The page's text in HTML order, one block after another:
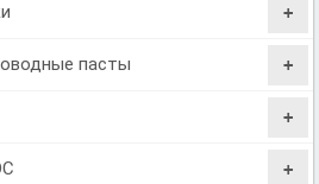
пасты